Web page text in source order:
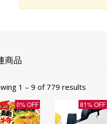
商品
1 – 9 of 779 results
0% OFF 81% OFF